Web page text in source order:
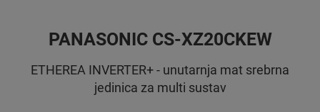
PANASONIC CS-XZ20CKEW
ETHEREA INVERTER+ - unutarnja mat srebrna
jedinica za multi sustav